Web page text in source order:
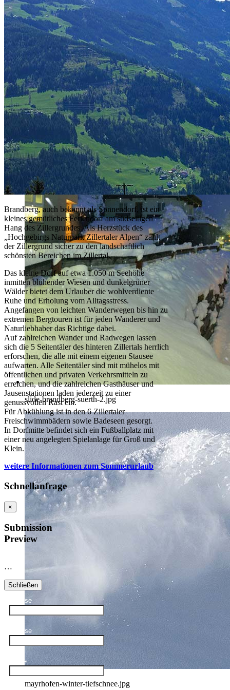
mayrhofen-winter-ahornbahn.jpg
slide-brandberg-suerth-2.jpg
mayrhofen-winter-tiefschnee.jpg
Brandberg, auch bekannt als Sonnendorf, ist ein
kleines gemütliches Feriendorf am südseitigen
Hang des Zillergrundes. Als Herzstück des
„Hochgebirgs Naturpark Zillertaler Alpen“ zählt
der Zillergrund sicher zu den landschaftlich
schönsten Bereichen im Zillertal.
Das kleine Dorf auf etwa 1.050 m Seehöhe
inmitten blühender Wiesen und dunkelgrüner
Wälder bietet dem Urlauber die wohlverdiente
Ruhe und Erholung vom Alltagsstress.
Angefangen von leichten Wanderwegen bis hin zu
extremen Bergtouren ist für jeden Wanderer und
Naturliebhaber das Richtige dabei.
Auf zahlreichen Wander und Radwegen lassen
sich die 5 Seitentäler des hinteren Zillertals herrlich
erforschen, die alle mit einem eigenen Stausee
aufwarten. Alle Seitentäler sind mit mühelos mit
öffentlichen und privaten Verkehrsmitteln zu
erreichen, und die zahlreichen Gasthäuser und
Jausenstationen laden jederzeit zu einer
genussvollen Rast ein.
Für Abkühlung ist in den 6 Zillertaler
Freischwimmbädern sowie Badeseen gesorgt.
In Dorfmitte befindet sich ein Fußballplatz mit
einer neu angelegten Spielanlage für Groß und
Klein.
weitere Informationen zum Sommerurlaub
Schnellanfrage
×
Submission
Preview
…
Schließen
Anreise
Abreise
Name